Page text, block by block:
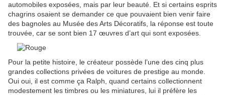
automobiles exposées, mais par leur beauté. Et si certains esprits
chagrins osaient se demander ce que pouvaient bien venir faire
des bagnoles au Musée des Arts Décoratifs, la réponse est toute
trouvée, car se sont bien 17 œuvres d’art qui sont exposées.
Pour la petite histoire, le créateur possède l’une des cinq plus
grandes collections privées de voitures de prestige au monde.
Oui oui, il est comme ça Ralph, quand certains collectionnent
modestement les timbres ou les miniatures, lui il préfère les